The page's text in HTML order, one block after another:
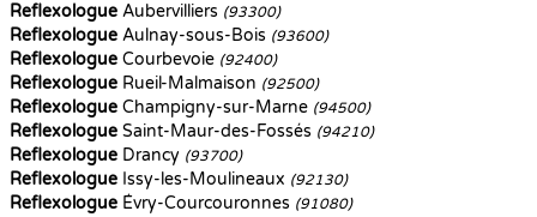
Reflexologue Aubervilliers (93300)
Reflexologue Aulnay-sous-Bois (93600)
Reflexologue Courbevoie (92400)
Reflexologue Rueil-Malmaison (92500)
Reflexologue Champigny-sur-Marne (94500)
Reflexologue Saint-Maur-des-Fossés (94210)
Reflexologue Drancy (93700)
Reflexologue Issy-les-Moulineaux (92130)
Reflexologue Évry-Courcouronnes (91080)